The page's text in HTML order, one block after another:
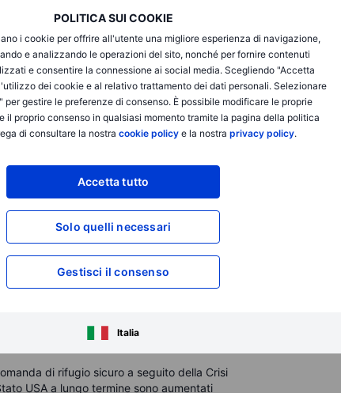
POLITICA SUI COOKIE
i cookie per offrire all'utente una migliore esperienza di navigazione,
e analizzando le operazioni del sito, nonché per fornire contenuti
e consentire la connessione ai social media. Scegliendo "Accetta
dei cookie e al relativo trattamento dei dati personali. Selezionare
per gestire le preferenze di consenso. È possibile modificare le proprie
il proprio consenso in qualsiasi momento tramite la pagina della politica
di consultare la nostra cookie policye la nostra privacy policy.
Accetta tutto
Solo quelli necessari
Gestisci il consenso
Italia
minimi della recessione, guidata da misure di
2013, i mercati azionari hanno avuto una
nuovi massimi storici. L'S&P 500 e il Dow
guidati dalla continua ripresa economica, dalla
dalle banche centrali, in particolare
Federal Reserve.
gli investitori si sono rivolti a beni rifugio in
a seguito della rielezione del
poiché l'economia globale ha iniziato a
Reserve ha iniziato il tapering delle sue
significativamente a circa 82 dollari al
supportati dalla ripresa economica e
Obama nel 2012, i prezzi sono
da una crescita economica globale costante
boom dello shale negli Stati Uniti.
di rifugio sicuro a seguito della Crisi
USA a lungo termine sono aumentati